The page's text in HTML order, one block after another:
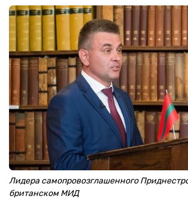
Лидера самопровозглашенного
британском МИД